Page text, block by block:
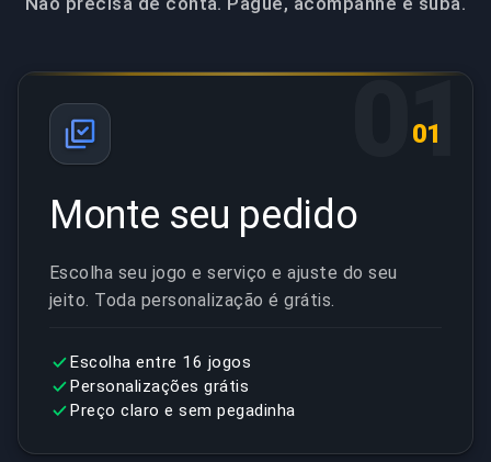
01
01
Monte seu pedido
Escolha seu jogo e serviço e ajuste do seu
jeito. Toda personalização é grátis.
Escolha entre 16 jogos
Personalizações grátis
Preço claro e sem pegadinha